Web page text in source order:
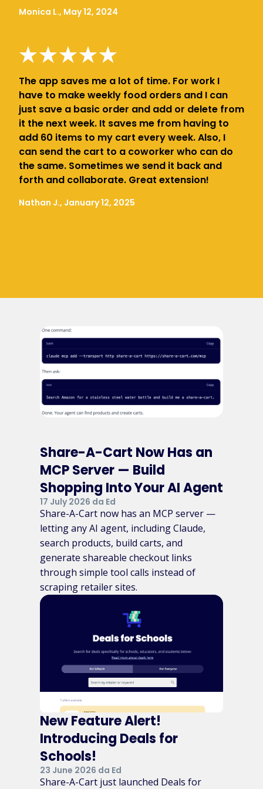
Monica L., May 12, 2024
The app saves me a lot of time. For work I
have to make weekly food orders and I can
just save a basic order and add or delete from
it the next week. It saves me from having to
add 60 items to my cart every week. Also, I
can send the cart to a coworker who can do
the same. Sometimes we send it back and
forth and collaborate. Great extension!
Nathan J., January 12, 2025
Share-A-Cart Now Has an
MCP Server — Build
Shopping Into Your AI Agent
17 July 2026 da Ed
Share-A-Cart now has an MCP server —
letting any AI agent, including Claude,
search products, build carts, and
generate shareable checkout links
through simple tool calls instead of
scraping retailer sites.
New Feature Alert!
Introducing Deals for
Schools!
23 June 2026 da Ed
Share-A-Cart just launched Deals for